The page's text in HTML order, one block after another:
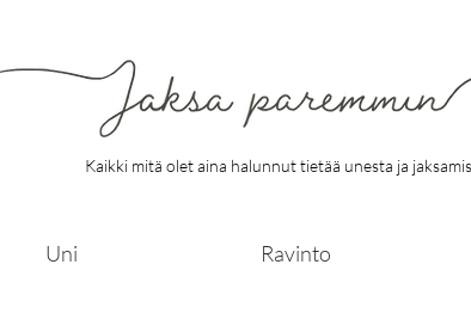
Kaikki mitä olet aina halunnut tietää unesta ja
Uni Ravinto